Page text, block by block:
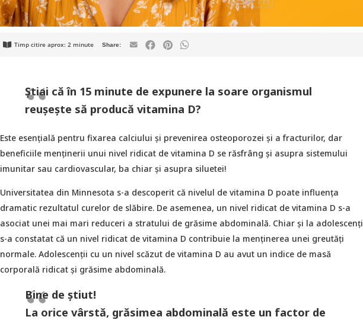
Timp citire aprox: 2 minute
Ştiai că în 15 minute de expunere la soare organismul
reuşeşte să producă vitamina D?
Este esențială pentru fixarea calciului și prevenirea osteoporozei și a fracturilor, dar
beneficiile menţinerii unui nivel ridicat de vitamina D se răsfrâng şi asupra sistemului
imunitar sau cardiovascular, ba chiar şi asupra siluetei!
Universitatea din Minnesota s-a descoperit că nivelul de vitamina D poate influența
dramatic rezultatul curelor de slăbire. De asemenea, un nivel ridicat de vitamina D s-a
asociat unei mai mari reduceri a stratului de grăsime abdominală. Chiar și la adolescenți
s-a constatat că un nivel ridicat de vitamina D contribuie la menținerea unei greutăți
normale. Adolescenții cu un nivel scăzut de vitamina D au avut un indice de masă
corporală ridicat și grăsime abdominală.
Bine de știut!
La orice vârstă, grăsimea abdominală este un factor de